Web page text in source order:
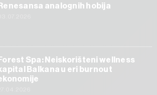
analognih hobija
Forest Spa: Neiskorišteni wellness
kapital Balkana u eri burnout